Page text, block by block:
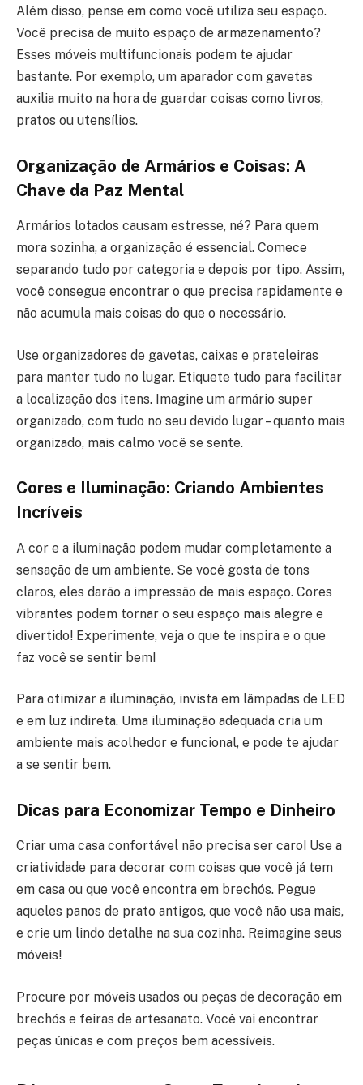
Além disso, pense em como você utiliza seu espaço.
Você precisa de muito espaço de armazenamento?
Esses móveis multifuncionais podem te ajudar
bastante. Por exemplo, um aparador com gavetas
auxilia muito na hora de guardar coisas como livros,
pratos ou utensílios.
Organização de Armários e Coisas: A
Chave da Paz Mental
Armários lotados causam estresse, né? Para quem
mora sozinha, a organização é essencial. Comece
separando tudo por categoria e depois por tipo. Assim,
você consegue encontrar o que precisa rapidamente e
não acumula mais coisas do que o necessário.
Use organizadores de gavetas, caixas e prateleiras
para manter tudo no lugar. Etiquete tudo para facilitar
a localização dos itens. Imagine um armário super
organizado, com tudo no seu devido lugar – quanto mais
organizado, mais calmo você se sente.
Cores e Iluminação: Criando Ambientes
Incríveis
A cor e a iluminação podem mudar completamente a
sensação de um ambiente. Se você gosta de tons
claros, eles darão a impressão de mais espaço. Cores
vibrantes podem tornar o seu espaço mais alegre e
divertido! Experimente, veja o que te inspira e o que
faz você se sentir bem!
Para otimizar a iluminação, invista em lâmpadas de LED
e em luz indireta. Uma iluminação adequada cria um
ambiente mais acolhedor e funcional, e pode te ajudar
a se sentir bem.
Dicas para Economizar Tempo e Dinheiro
Criar uma casa confortável não precisa ser caro! Use a
criatividade para decorar com coisas que você já tem
em casa ou que você encontra em brechós. Pegue
aqueles panos de prato antigos, que você não usa mais,
e crie um lindo detalhe na sua cozinha. Reimagine seus
móveis!
Procure por móveis usados ou peças de decoração em
brechós e feiras de artesanato. Você vai encontrar
peças únicas e com preços bem acessíveis.